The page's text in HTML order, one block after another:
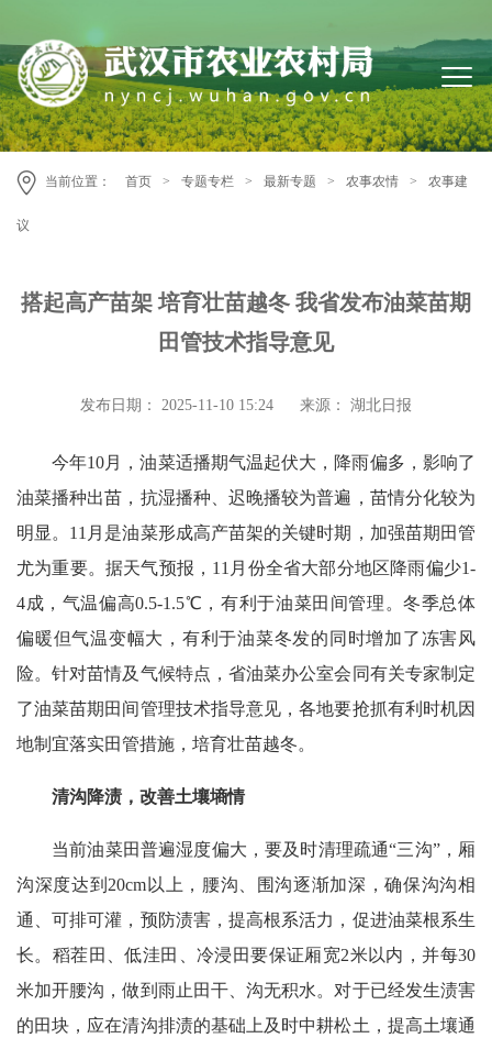
当前位置： 首页 > 专题专栏 > 最新专题 > 农事农情 > 农事建
议
搭起高产苗架 培育壮苗越冬 我省发布油菜苗期
田管技术指导意见
发布日期： 2025-11-10 15:24 来源： 湖北日报
今年10月，油菜适播期气温起伏大，降雨偏多，影响了
油菜播种出苗，抗湿播种、迟晚播较为普遍，苗情分化较为
明显。11月是油菜形成高产苗架的关键时期，加强苗期田管
尤为重要。据天气预报，11月份全省大部分地区降雨偏少1-
4成，气温偏高0.5-1.5℃，有利于油菜田间管理。冬季总体
偏暖但气温变幅大，有利于油菜冬发的同时增加了冻害风
险。针对苗情及气候特点，省油菜办公室会同有关专家制定
了油菜苗期田间管理技术指导意见，各地要抢抓有利时机因
地制宜落实田管措施，培育壮苗越冬。
清沟降渍，改善土壤墒情
当前油菜田普遍湿度偏大，要及时清理疏通“三沟”，厢
沟深度达到20cm以上，腰沟、围沟逐渐加深，确保沟沟相
通、可排可灌，预防渍害，提高根系活力，促进油菜根系生
长。稻茬田、低洼田、冷浸田要保证厢宽2米以内，并每30
米加开腰沟，做到雨止田干、沟无积水。对于已经发生渍害
的田块，应在清沟排渍的基础上及时中耕松土，提高土壤通